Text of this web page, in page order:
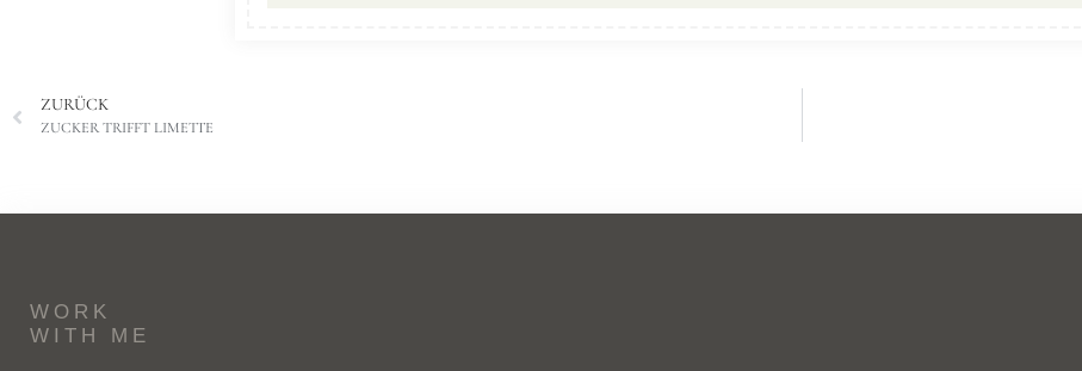
ZURÜCK
ZUCKER TRIFFT LIMETTE
WORK
WITH ME